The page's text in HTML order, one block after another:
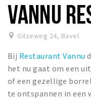
Musea, theaters &
Uitjes & activiteiten
Toeristische routes
Natuurgebieden
VANNU
Gilzeweg 24, Bavel
Bij Restaurant Vannu
het nu gaat om een
of een gezellige
te ontspannen in een